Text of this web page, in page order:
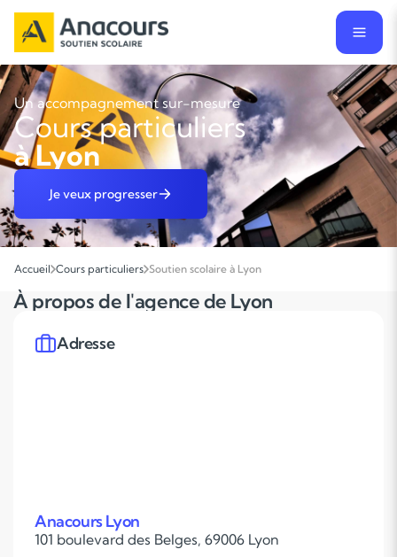
Un accompagnement sur-mesure
Cours particuliers
à Lyon
Je veux progresser
Accueil Cours particuliers Soutien scolaire à Lyon
À propos de l'agence de Lyon
Adresse
Anacours Lyon
101 boulevard des Belges, 69006 Lyon